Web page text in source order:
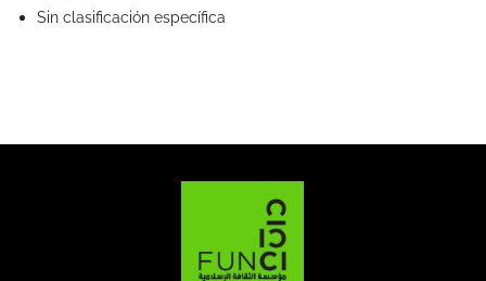
Sin clasificación específica